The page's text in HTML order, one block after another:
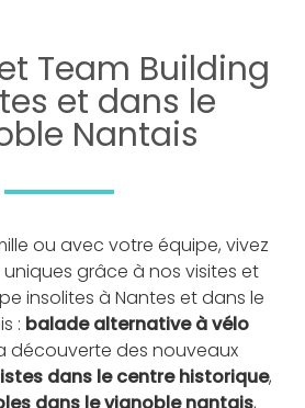
Team Building
et dans le
Nantais
ou avec votre équipe, vivez
grâce à nos visites et
insolites à Nantes et dans le
: balade alternative à vélo
découverte des nouveaux
dans le centre historique,
dans le vignoble nantais,